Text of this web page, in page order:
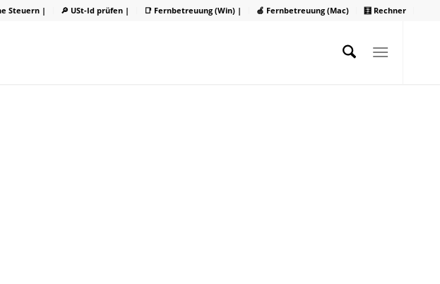
Steuern | 🔎 USt-Id prüfen | 📑 Fernbetreuung (Win) | 🍏 Fernbetreuung (Mac) 🧮 Rechner